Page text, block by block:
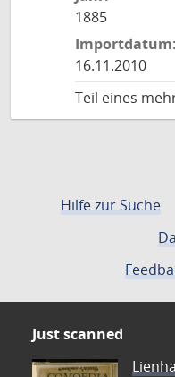
1885
Importdatum:
16.11.2010
Teil eines
Hilfe zur Suche
Just scanned